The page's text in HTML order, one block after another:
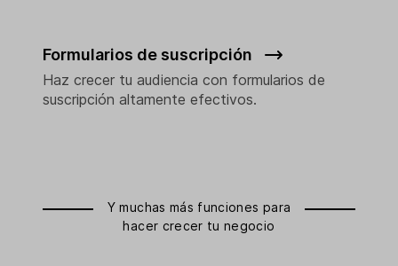
Formularios de suscripción
Haz crecer tu audiencia con formularios de
suscripción altamente efectivos.
Y muchas más funciones para
hacer crecer tu negocio